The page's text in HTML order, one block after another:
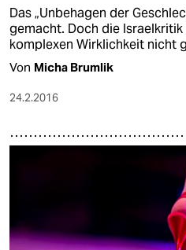
Das „Unbehagen der
gemacht. Doch die
komplexen Wirklichkeit nicht
Von Micha Brumlik
24.2.2016